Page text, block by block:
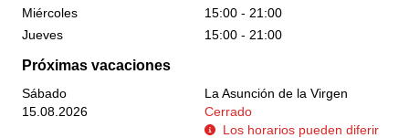
Miércoles
15:00 - 21:00
Jueves
15:00 - 21:00
Próximas vacaciones
Sábado
La Asunción de la Virgen
15.08.2026
Cerrado
Los horarios pueden diferir